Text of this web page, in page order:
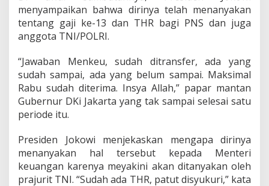
menyampaikan bahwa dirinya telah menanyakan
tentang gaji ke-13 dan THR bagi PNS dan juga
anggota TNI/POLRI.
“Jawaban Menkeu, sudah ditransfer, ada yang
sudah sampai, ada yang belum sampai. Maksimal
Rabu sudah diterima. Insya Allah,” papar mantan
Gubernur DKi Jakarta yang tak sampai selesai satu
periode itu.
Presiden Jokowi menjekaskan mengapa dirinya
menanyakan hal tersebut kepada Menteri
keuangan karenya meyakini akan ditanyakan oleh
prajurit TNI. “Sudah ada THR, patut disyukuri,” kata